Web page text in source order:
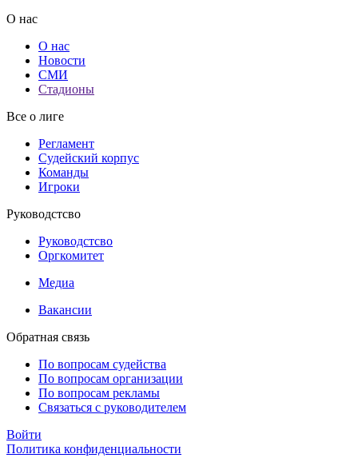
О нас
О нас
Новости
СМИ
Стадионы
Все о лиге
Регламент
Судейский корпус
Команды
Игроки
Руководстсво
Руководстсво
Оргкомитет
Медиа
Вакансии
Обратная связь
По вопросам судейства
По вопросам организации
По вопросам рекламы
Связаться с руководителем
Войти
Политика конфиденциальности